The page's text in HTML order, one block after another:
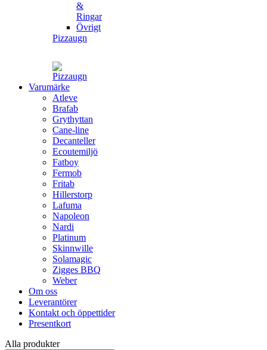
&
Ringar
Övrigt
Pizzaugn
Varumärke
Atleve
Brafab
Grythyttan
Cane-line
Decanteller
Ecoutemiljö
Fatboy
Fermob
Fritab
Hillerstorp
Lafuma
Napoleon
Nardi
Platinum
Skinnwille
Solamagic
Zigges BBQ
Weber
Om oss
Leverantörer
Kontakt och öppettider
Presentkort
Alla produkter